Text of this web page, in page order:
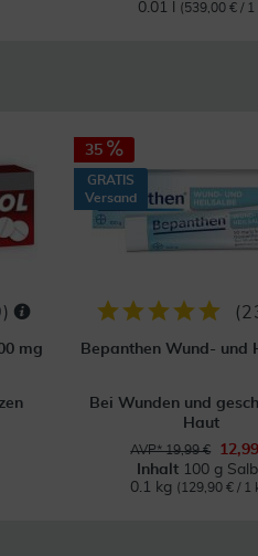
0.01 l
(539,00 € / 1
)
mg
35
GRATIS
Versand
(
Bepanthen Wund- und
Bei Wunden und
Haut
AVP* 19,99 €
Inhalt 100 g
0.1 kg (129,90 € / 1